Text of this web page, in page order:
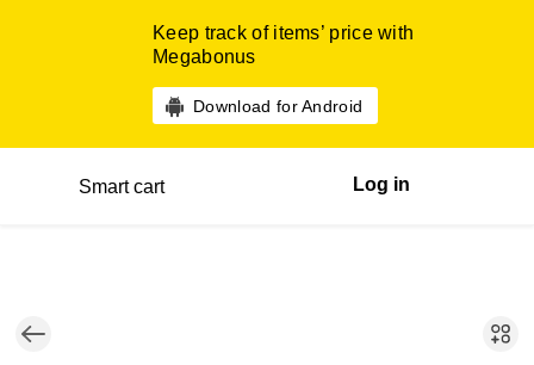
Keep track of items’ price with
Megabonus
Download for Android
Smart cart Log in